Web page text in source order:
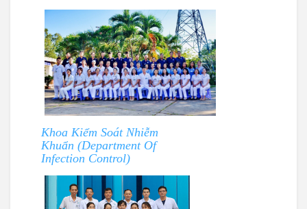
Khoa Kiểm Soát Nhiễm
Khuẩn (Department Of
Infection Control)